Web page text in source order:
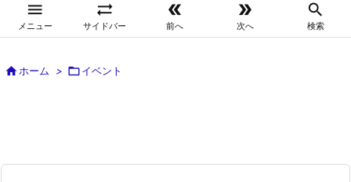

メニュー

サイドバー

前へ

次へ

検索
ホーム > イベント